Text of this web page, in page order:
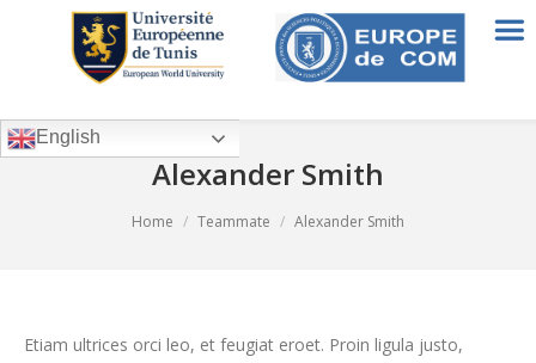
Alexander Smith
Home Teammate Alexander Smith
Etiam ultrices orci leo, et feugiat eroet. Proin ligula justo,
English